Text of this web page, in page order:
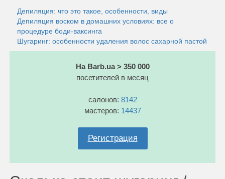
Депиляция: что это такое, особенности, виды
Депиляция воском в домашних условиях: все о
процедуре боди-ваксинга
Шугаринг: особенности удаления волос сахарной пастой
На Barb.ua > 350 000
посетителей в месяц
салонов: 8142
мастеров: 14437
Регистрация